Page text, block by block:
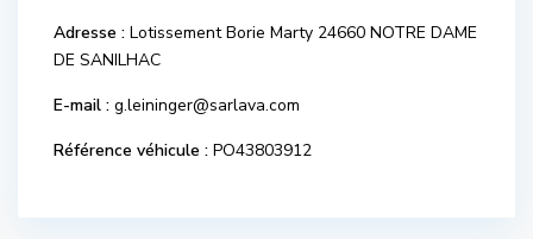
Adresse : Lotissement Borie Marty 24660 NOTRE DAME
DE SANILHAC
E-mail : g.leininger@sarlava.com
Référence véhicule : PO43803912